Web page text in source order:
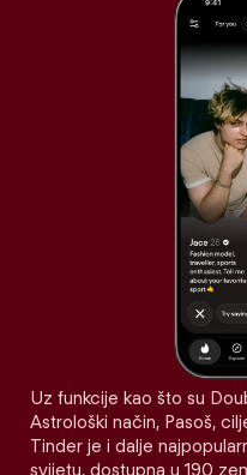
Uz funkcije kao što su
Astrološki način, Pasoš,
Tinder je i dalje
svijetu, dostupna u 190